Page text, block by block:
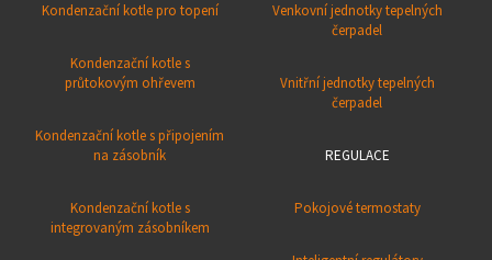
Kondenzační kotle pro topení
Kondenzační kotle s
průtokovým ohřevem
Kondenzační kotle s připojením
na zásobník
Kondenzační kotle s
integrovaným zásobníkem
Venkovní jednotky tepelných
čerpadel
Vnitřní jednotky tepelných
čerpadel
REGULACE
Pokojové termostaty